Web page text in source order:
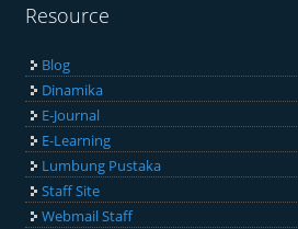
Resource
Blog
Dinamika
E-Journal
E-Learning
Lumbung Pustaka
Staff Site
Webmail Staff